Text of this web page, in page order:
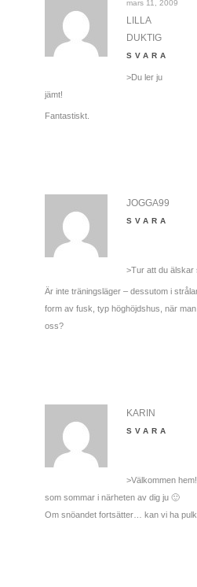
mars 11, 2009
LILLA
DUKTIG
SVARA
>Du ler ju
jämt!
Fantastiskt.
JOGGA99
SVARA
>Tur att du älskar
Är inte träningsläger – dessutom i
form av fusk, typ höghöjdshus, när
oss?
KARIN
SVARA
>Välkommen
som sommar i närheten av dig ju 🙂
Om snöandet fortsätter… kan vi ha